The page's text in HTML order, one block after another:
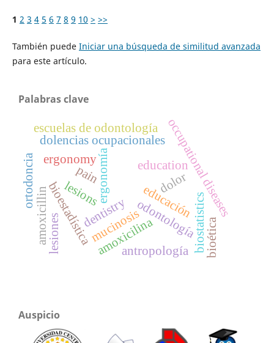
1 2 3 4 5 6 7 8 9 10 > >>
También puede Iniciar una búsqueda de similitud avanzada
para este artículo.
Palabras clave
ergonomía
dolencias ocupacionales
dolor
odontología
ergonomy occupational diseases
pain
dentistry
bioestadística educación
escuelas de odontología
biostatistics
education
amoxicilina
amoxicillin mucinosis
ortodoncia
lesiones
lesions
antropología bioética
Auspicio